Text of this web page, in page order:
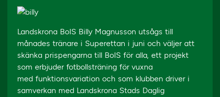
Landskrona BoIS Billy Magnusson utsågs till
månades tränare i Superettan i juni och väljer att
skänka prispengarna till BoIS för alla, ett projekt
som erbjuder fotbollsträning för vuxna
med funktionsvariation och som klubben driver i
samverkan med Landskrona Stads Daglig